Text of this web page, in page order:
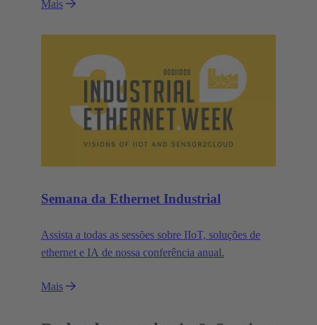
Mais
Semana da Ethernet Industrial
Assista a todas as sessões sobre IIoT, soluções de
ethernet e IA de nossa conferência anual.
Mais